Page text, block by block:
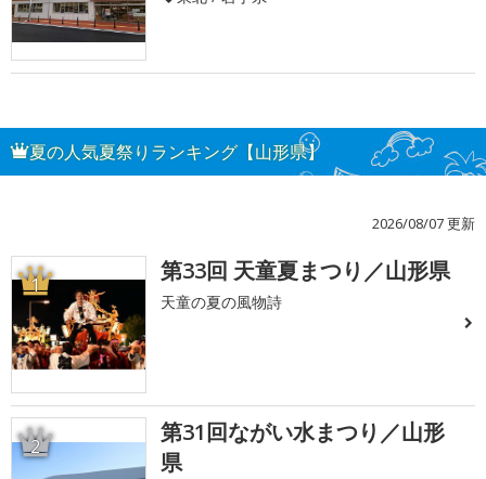
夏の人気夏祭りランキング【山形県】
2026/08/07 更新
1 第33回 天童夏まつり／山形県
天童の夏の風物詩
2
第31回ながい水まつり／山形
県